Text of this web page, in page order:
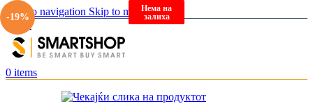
Skip to navigation Skip to main content
0 items
-19%
Нема на
залиха
Нема на
залиха
Нема на
залиха